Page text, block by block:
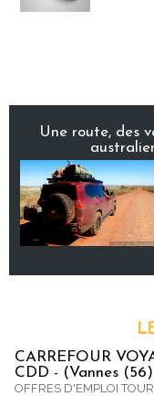
Une route, des
CARREFOUR
CDD - (Vannes
OFFRES D'EMPLOI